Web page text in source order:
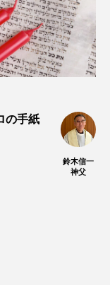
の手紙
鈴木信一
神父